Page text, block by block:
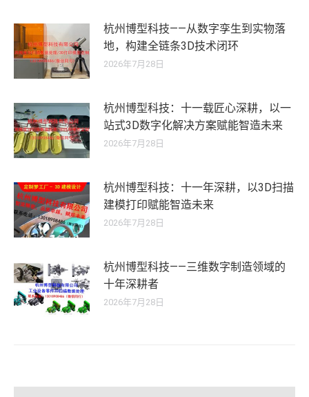
杭州博型科技——从数字孪生到实物落
地，构建全链条3D技术闭环
2026年7月28日
杭州博型科技：十一载匠心深耕，以一
站式3D数字化解决方案赋能智造未来
2026年7月28日
杭州博型科技：十一年深耕，以3D扫描
建模打印赋能智造未来
2026年7月28日
杭州博型科技——三维数字制造领域的
十年深耕者
2026年7月28日